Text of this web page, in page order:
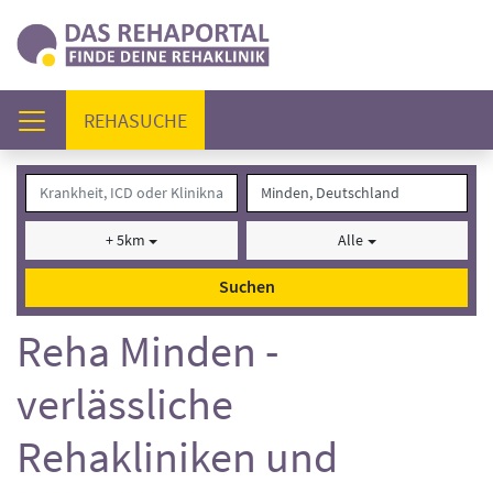
REHASUCHE(AKTUELL)
+ 5km Alle
Suchen
Reha Minden -
verlässliche
Rehakliniken und